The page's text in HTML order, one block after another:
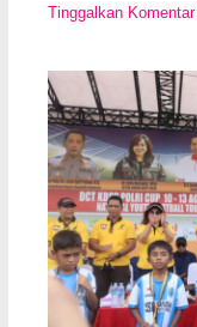
Tinggalkan Komentar